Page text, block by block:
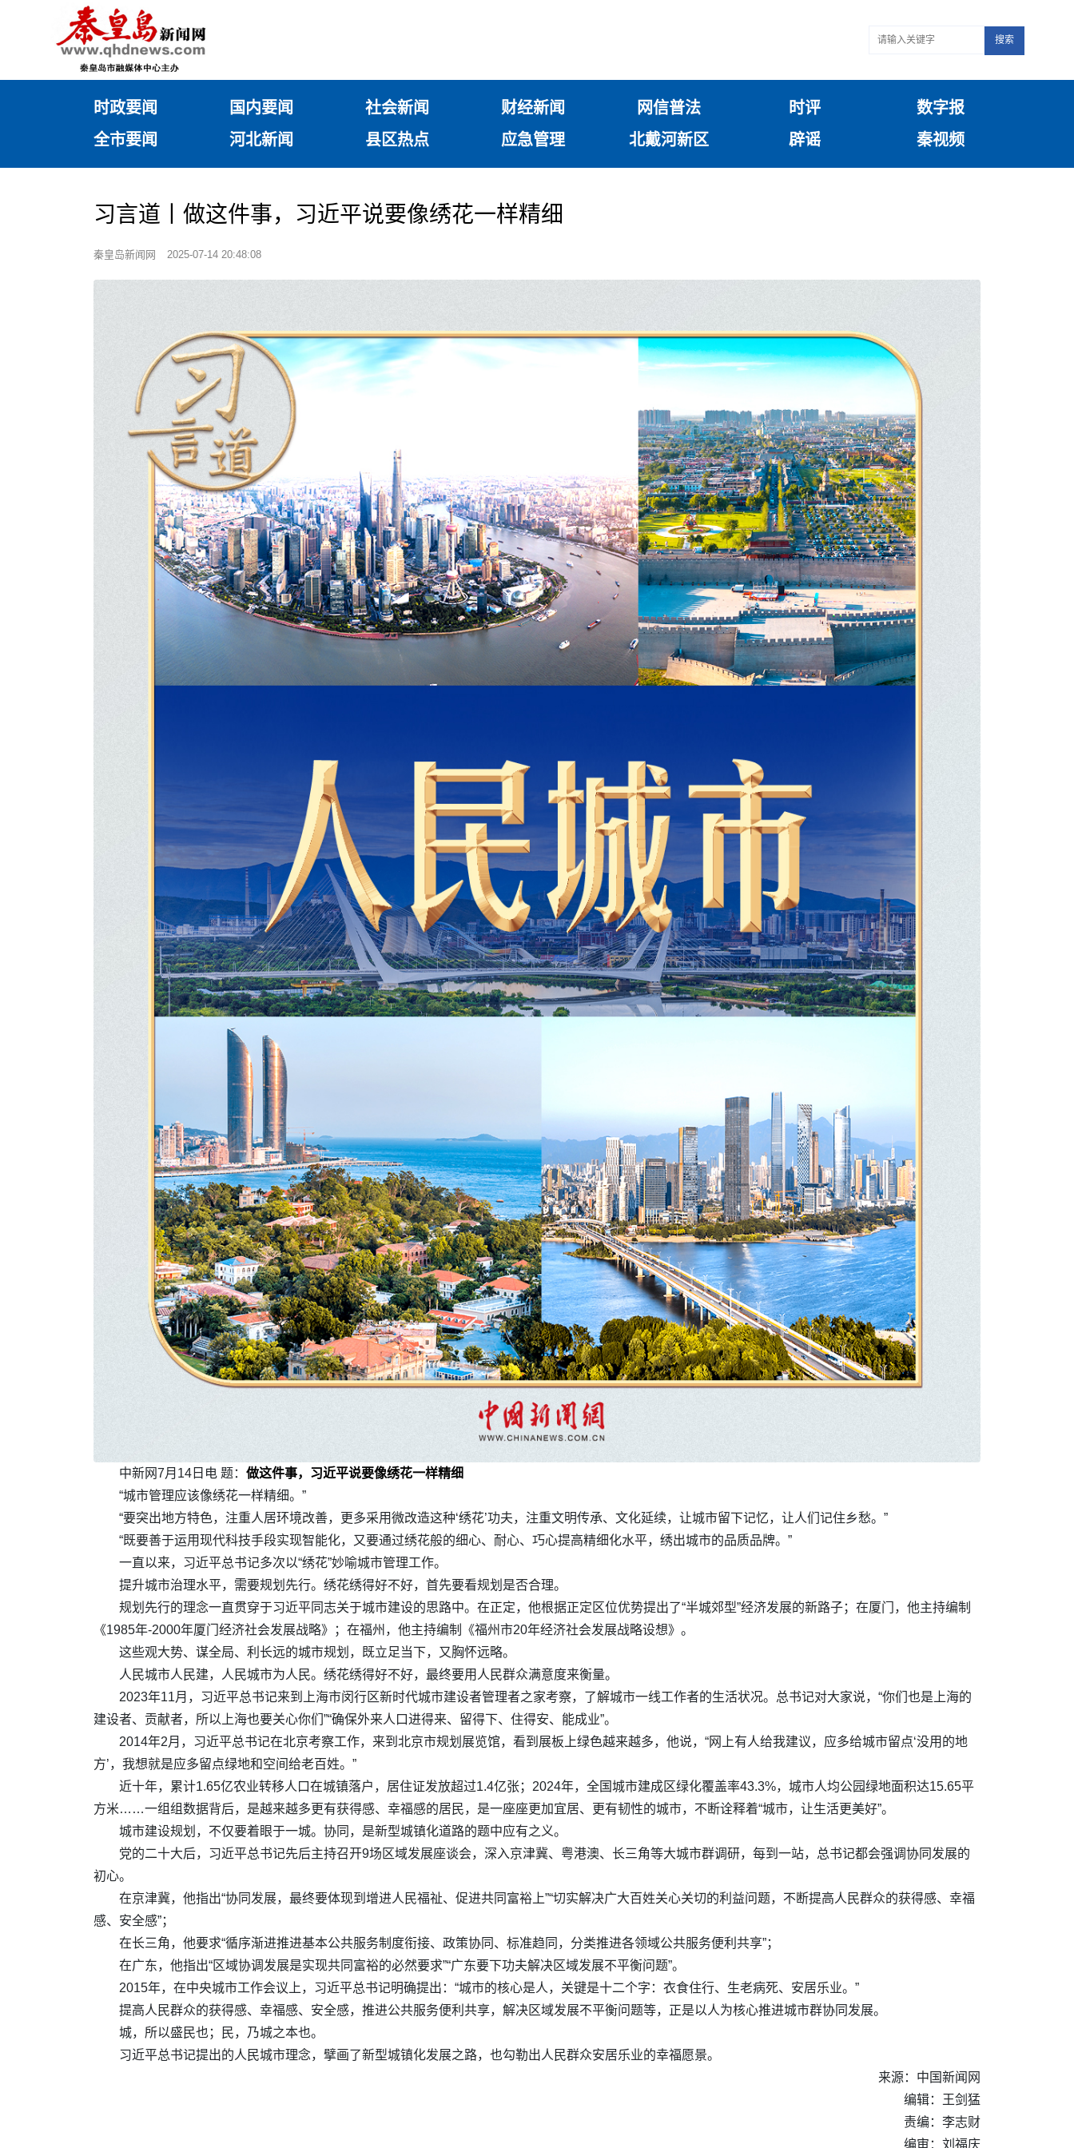
搜索
时政要闻 国内要闻 社会新闻 财经新闻 网信普法 时评
数字报
全市要闻
河北新闻 县区热点 应急管理 北戴河新区 辟谣 秦视频
习言道丨做这件事，习近平说要像绣花一样精细
秦皇岛新闻网 2025-07-14 20:48:08
中新网7月14日电 题： 做这件事，习近平说要像绣花一样精细
“城市管理应该像绣花一样精细。”
“要突出地方特色，注重人居环境改善，更多采用微改造这种‘绣花’功夫，注重文明传承、文化延续，让城市留下记忆，让人们记住乡愁。”
“既要善于运用现代科技手段实现智能化，又要通过绣花般的细心、耐心、巧心提高精细化水平，绣出城市的品质品牌。”
一直以来，习近平总书记多次以“绣花”妙喻城市管理工作。
提升城市治理水平，需要规划先行。绣花绣得好不好，首先要看规划是否合理。
规划先行的理念一直贯穿于习近平同志关于城市建设的思路中。在正定，他根据正定区位优势提出了“半城郊型”经济发展的新路子；在厦门，他主持编制
《1985年-2000年厦门经济社会发展战略》；在福州，他主持编制《福州市20年经济社会发展战略设想》。
这些观大势、谋全局、利长远的城市规划，既立足当下，又胸怀远略。
人民城市人民建，人民城市为人民。绣花绣得好不好，最终要用人民群众满意度来衡量。
2023年11月，习近平总书记来到上海市闵行区新时代城市建设者管理者之家考察，了解城市一线工作者的生活状况。总书记对大家说，“你们也是上海的
建设者、贡献者，所以上海也要关心你们”“确保外来人口进得来、留得下、住得安、能成业”。
2014年2月，习近平总书记在北京考察工作，来到北京市规划展览馆，看到展板上绿色越来越多，他说，“网上有人给我建议，应多给城市留点‘没用的地
方’，我想就是应多留点绿地和空间给老百姓。”
近十年，累计1.65亿农业转移人口在城镇落户，居住证发放超过1.4亿张；2024年，全国城市建成区绿化覆盖率43.3%，城市人均公园绿地面积达15.65平
方米……一组组数据背后，是越来越多更有获得感、幸福感的居民，是一座座更加宜居、更有韧性的城市，不断诠释着“城市，让生活更美好”。
城市建设规划，不仅要着眼于一城。协同，是新型城镇化道路的题中应有之义。
党的二十大后，习近平总书记先后主持召开9场区域发展座谈会，深入京津冀、粤港澳、长三角等大城市群调研，每到一站，总书记都会强调协同发展的
初心。
在京津冀，他指出“协同发展，最终要体现到增进人民福祉、促进共同富裕上”“切实解决广大百姓关心关切的利益问题，不断提高人民群众的获得感、幸福
感、安全感”；
在长三角，他要求“循序渐进推进基本公共服务制度衔接、政策协同、标准趋同，分类推进各领域公共服务便利共享”；
在广东，他指出“区域协调发展是实现共同富裕的必然要求”“广东要下功夫解决区域发展不平衡问题”。
2015年，在中央城市工作会议上，习近平总书记明确提出：“城市的核心是人，关键是十二个字：衣食住行、生老病死、安居乐业。”
提高人民群众的获得感、幸福感、安全感，推进公共服务便利共享，解决区域发展不平衡问题等，正是以人为核心推进城市群协同发展。
城，所以盛民也；民，乃城之本也。
习近平总书记提出的人民城市理念，擘画了新型城镇化发展之路，也勾勒出人民群众安居乐业的幸福愿景。
来源：中国新闻网
编辑：王剑猛
责编：李志财
编审：刘福庆